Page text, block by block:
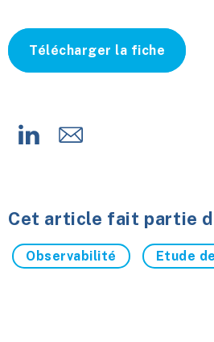
Télécharger la fiche
Cet article fait partie
Observabilité Etude